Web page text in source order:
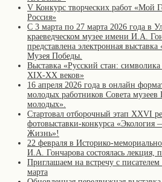
V Конкурс творческих работ «Мой
Россия»
С 3 марта по 27 марта 2026 года в
краеведческом музее имени И.А.
представлена электронная
Музея Победы.
Выставка «Русский стан:
XIX-XX веков»
16 апреля 2026 года в онлайн
молодых работников Совета
молодых».
Стартовал отборочный этап XXVI
фотовыставки-конкурса
Жизнь»!
22 февраля в Историко-
И.А. Гончарова состоялась лекция,
Приглашаем на встречу с
марта